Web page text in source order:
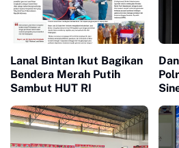
Lanal Bintan Ikut Bagikan
Bendera Merah Putih
Sambut HUT RI